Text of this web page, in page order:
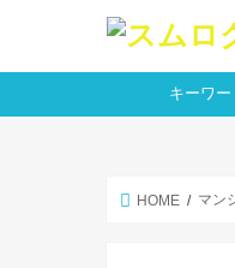
キーワー
HOME マン